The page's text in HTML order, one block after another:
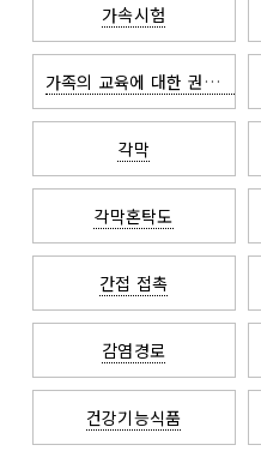
가속시험
가족의 교육에 대한 권리와 사생활 보호법
각막
각막혼탁도
간접 접촉
감염경로
건강기능식품